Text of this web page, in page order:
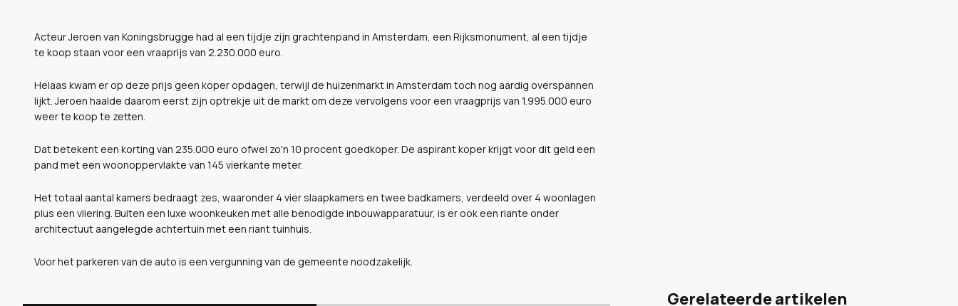
Acteur Jeroen van Koningsbrugge had al een tijdje zijn grachtenpand in Amsterdam, een Rijksmonument, al een tijdje
te koop staan voor een vraaprijs van 2.230.000 euro.
Helaas kwam er op deze prijs geen koper opdagen, terwijl de huizenmarkt in Amsterdam toch nog aardig overspannen
lijkt. Jeroen haalde daarom eerst zijn optrekje uit de markt om deze vervolgens voor een vraagprijs van 1.995.000 euro
weer te koop te zetten.
Dat betekent een korting van 235.000 euro ofwel zo'n 10 procent goedkoper. De aspirant koper krijgt voor dit geld een
pand met een woonoppervlakte van 145 vierkante meter.
Het totaal aantal kamers bedraagt zes, waaronder 4 vier slaapkamers en twee badkamers, verdeeld over 4 woonlagen
plus een vliering. Buiten een luxe woonkeuken met alle benodigde inbouwapparatuur, is er ook een riante onder
architectuut aangelegde achtertuin met een riant tuinhuis.
Voor het parkeren van de auto is een vergunning van de gemeente noodzakelijk.
Gerelateerde artikelen